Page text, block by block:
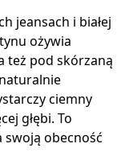
jeansach i białej
ożywia
też pod skórzaną
ciemny
głębi. To
swoją obecność